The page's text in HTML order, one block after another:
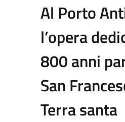
Al Porto
l’opera
800 anni
San
Terra santa